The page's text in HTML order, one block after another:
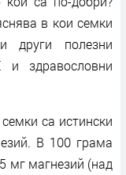
в кои семки
други полезни
здравословни
са истински
В 100 грама
мг магнезий (над